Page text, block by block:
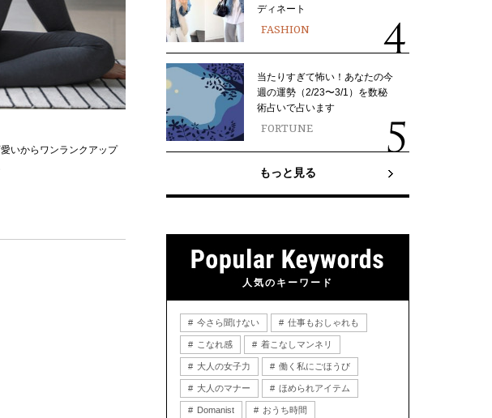
いからワンランクアップ
ディネート
FASHION
当たりすぎて怖い！あなたの今
週の運勢（2/23〜3/1）を数秘
術占いで占います
FORTUNE
もっと見る
人気のキーワード
今さら聞けない 仕事もおしゃれも
こなれ感 着こなしマンネリ
大人の女子力 働く私にごほうび
大人のマナー ほめられアイテム
Domanist おうち時間